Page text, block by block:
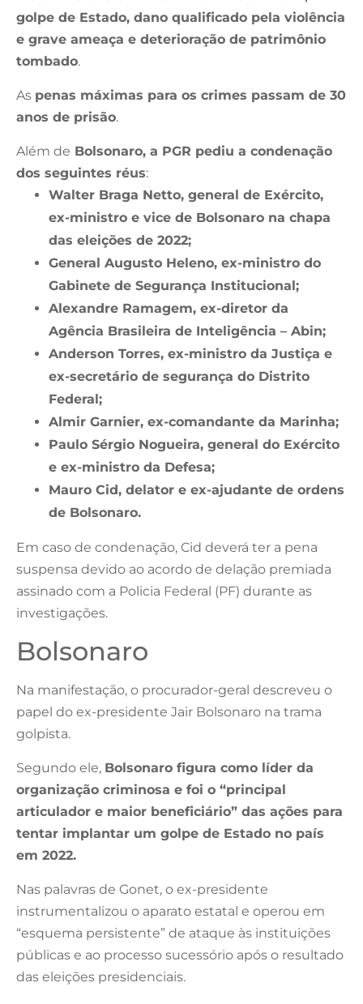
golpe de Estado, dano qualificado pela violência
e grave ameaça e deterioração de patrimônio
tombado.
As penas máximas para os crimes passam de 30
anos de prisão.
Além de Bolsonaro, a PGR pediu a condenação
dos seguintes réus:
Walter Braga Netto, general de Exército,
ex-ministro e vice de Bolsonaro na chapa
das eleições de 2022;
General Augusto Heleno, ex-ministro do
Gabinete de Segurança Institucional;
Alexandre Ramagem, ex-diretor da
Agência Brasileira de Inteligência – Abin;
Anderson Torres, ex-ministro da Justiça e
ex-secretário de segurança do Distrito
Federal;
Almir Garnier, ex-comandante da Marinha;
Paulo Sérgio Nogueira, general do Exército
e ex-ministro da Defesa;
Mauro Cid, delator e ex-ajudante de ordens
de Bolsonaro.
Em caso de condenação, Cid deverá ter a pena
suspensa devido ao acordo de delação premiada
assinado com a Policia Federal (PF) durante as
investigações.
Bolsonaro
Na manifestação, o procurador-geral descreveu o
papel do ex-presidente Jair Bolsonaro na trama
golpista.
Segundo ele, Bolsonaro figura como líder da
organização criminosa e foi o “principal
articulador e maior beneficiário” das ações para
tentar implantar um golpe de Estado no país
em 2022.
Nas palavras de Gonet, o ex-presidente
instrumentalizou o aparato estatal e operou em
“esquema persistente” de ataque às instituições
públicas e ao processo sucessório após o resultado
das eleições presidenciais.